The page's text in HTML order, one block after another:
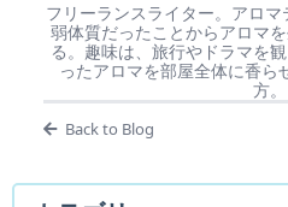
フリーランスライター。アロ
弱体質だったことからアロマ
る。趣味は、旅行やドラマを
ったアロマを部屋全体に香ら
方。
Back to Blog